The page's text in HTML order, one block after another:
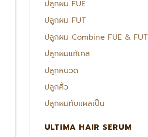
ปลูกผม FUE
ปลูกผม FUT
ปลูกผม Combine FUE & FUT
ปลูกผมแก้เคส
ปลูกหนวด
ปลูกคิ้ว
ปลูกผมทับแผลเป็น
ULTIMA HAIR SERUM